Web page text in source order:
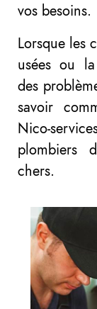
vos besoins.
Lorsque les
usées ou
des
savoir
Nico-
plombiers
chers.